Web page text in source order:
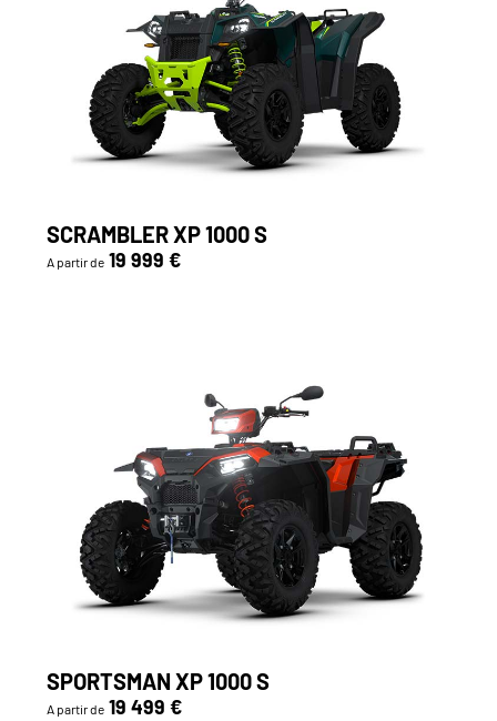
SCRAMBLER XP 1000 S
A partir de 19 999 €
SPORTSMAN XP 1000 S
A partir de 19 499 €